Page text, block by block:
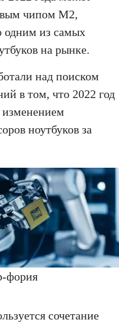
чипом M2,
одним из самых
на рынке.
над поиском
в том, что 2022 год
ноутбуков за
фория
сочетание